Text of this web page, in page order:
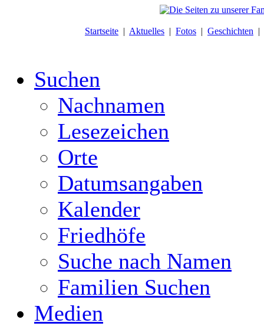
Startseite | Aktuelles | Fotos | Geschichten |
Suchen
Nachnamen
Lesezeichen
Orte
Datumsangaben
Kalender
Friedhöfe
Suche nach Namen
Familien Suchen
Medien